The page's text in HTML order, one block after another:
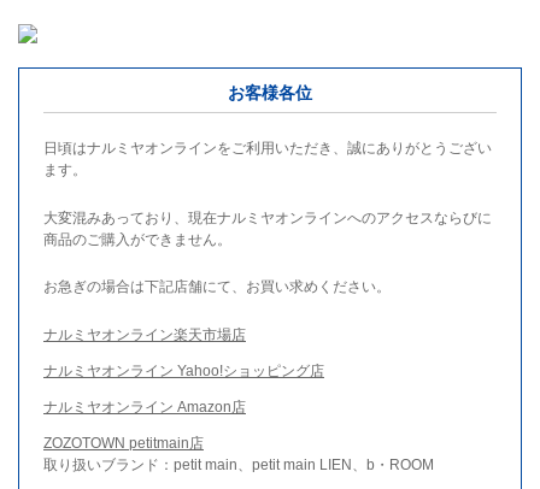
お客様各位
日頃はナルミヤオンラインをご利用いただき、誠にありがとうござい
ます。
大変混みあっており、現在ナルミヤオンラインへのアクセスならびに
商品のご購入ができません。
お急ぎの場合は下記店舗にて、お買い求めください。
ナルミヤオンライン楽天市場店
ナルミヤオンライン Yahoo!ショッピング店
ナルミヤオンライン Amazon店
ZOZOTOWN petitmain店
取り扱いブランド：petit main、petit main LIEN、b・ROOM